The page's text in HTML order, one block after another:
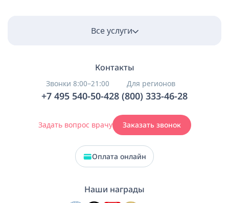
Все услуги
Контакты
Звонки 8:00–21:00
+7 495 540-50-42
Для регионов
8 (800) 333-46-28
Задать вопрос врачу Заказать звонок
Оплата онлайн
Наши награды